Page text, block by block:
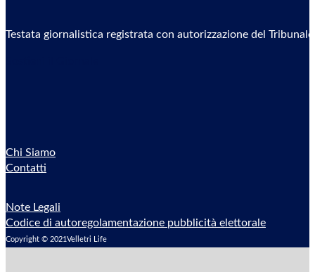
Testata giornalistica registrata con autorizzazione del
Chi Siamo
Contatti
Note Legali
Codice di autoregolamentazione pubblicità elettorale
Copyright © 2021Velletri Life